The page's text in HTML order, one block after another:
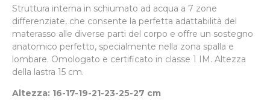
Struttura interna in schiumato ad acqua a 7 zone
differenziate, che consente la perfetta adattabilità del
materasso alle diverse parti del corpo e offre un sostegno
anatomico perfetto, specialmente nella zona spalla e
lombare. Omologato e certificato in classe 1 IM. Altezza
della lastra 15 cm.
Altezza: 16-17-19-21-23-25-27 cm